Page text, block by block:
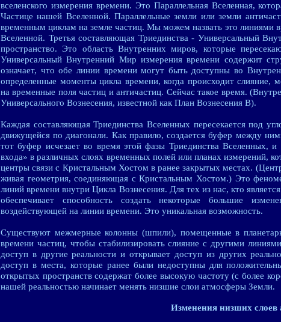
вселенского измерения времени. Это Параллельная Вселенная,
Частице нашей Вселенной. Параллельные земли или земли
временным циклам на земле частиц. Мы можем назвать это линиями
Вселенной. Третья составляющая Триединства - Универсальный
пространство. Это область Внутренних миров, которые
Универсальный Внутренний Мир измерения времени содержит
означает, что обе линии времени могут быть доступны во
определенные моменты цикла времени, когда происходит слияние,
на временные поля частиц и античастиц. Сейчас такое время.
Универсального Вознесения, известной как План Вознесения B).
Каждая составляющая Триединства Вселенных пересекается под
движущейся по диагонали. Как правило, создается буфер между
тот буфер исчезает во время этой фазы Триединства Вселенных,
входа» в различных слоях временных полей или планах измерений,
центры связи с Кристальным Хостом в ранее закрытых местах.
живая геометрия, соединяющая с Кристальным Хостом.) Это
линий времени внутри Цикла Вознесения. Для тех из нас, кто
обеспечивает способность создать некоторые большие
воздействующей на линии времени. Это уникальная возможность.
Существуют межмерные колонны (шпили), помещенные в
времени частиц, чтобы стабилизировать слияние с другими
доступ в другие реальности и открывает доступ из других
доступ в места, которые ранее были недоступны для
открытых пространств содержат более высокую частоту (с более
нашей реальностью начинает менять низшие слои атмосферы Земли.
Изменения низших слоев